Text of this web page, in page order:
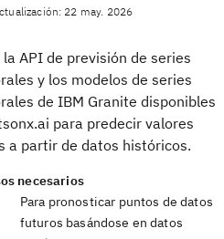
22 may. 2026
API de previsión de series
y los modelos de series
de IBM Granite disponibles
para predecir valores
a partir de datos históricos.
necesarios
Para pronosticar puntos de datos
futuros basándose en datos